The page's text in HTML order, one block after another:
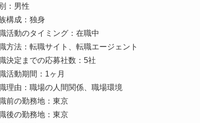
：男性
構成：独身
活動のタイミング：在職中
方法：転職サイト、転職エージェント
決定までの応募社数：5社
活動期間：1ヶ月
理由：職場の人間関係、職場環境
前の勤務地：東京
後の勤務地：東京